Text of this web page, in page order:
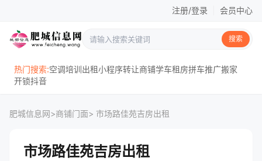
注册/登录 会员中心
搜索
热门搜索:空调培训出租小程序转让商铺学车租房拼车推广搬家
开锁抖音
肥城信息网>商铺门面> 市场路佳苑吉房出租
市场路佳苑吉房出租